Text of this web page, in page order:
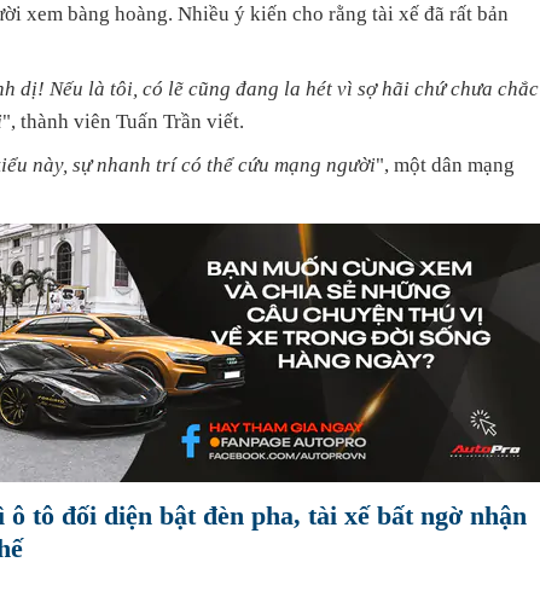
xem bàng hoàng. Nhiều ý kiến cho rằng tài xế đã rất bản
dị! Nếu là tôi, có lẽ cũng đang la hét vì sợ hãi chứ chưa chắc
", thành viên Tuấn Trần viết.
này, sự nhanh trí có thể cứu mạng người", một dân mạng
tô đối diện bật đèn pha, tài xế bất ngờ nhận